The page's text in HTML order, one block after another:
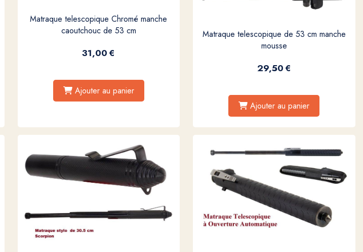
Matraque telescopique Chromé manche
caoutchouc de 53 cm
31,00€
Ajouter au panier
Matraque telescopique de 53 cm manche
mousse
29,50€
Ajouter au panier